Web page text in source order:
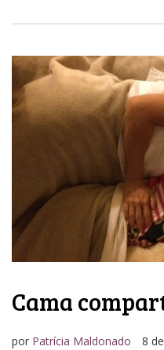
Cama
por Patrícia Maldonado 8